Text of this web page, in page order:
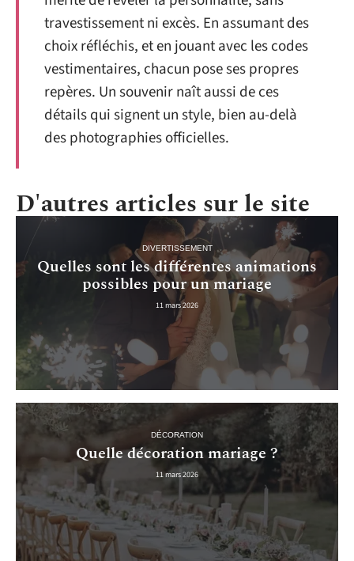
travestissement ni excès. En assumant des
choix réfléchis, et en jouant avec les codes
vestimentaires, chacun pose ses propres
repères. Un souvenir naît aussi de ces
détails qui signent un style, bien au-delà
des photographies officielles.
D'autres articles sur le site
DIVERTISSEMENT
Quelles sont les différentes animations
possibles pour un mariage
11 mars 2026
DÉCORATION
Quelle décoration mariage ?
11 mars 2026